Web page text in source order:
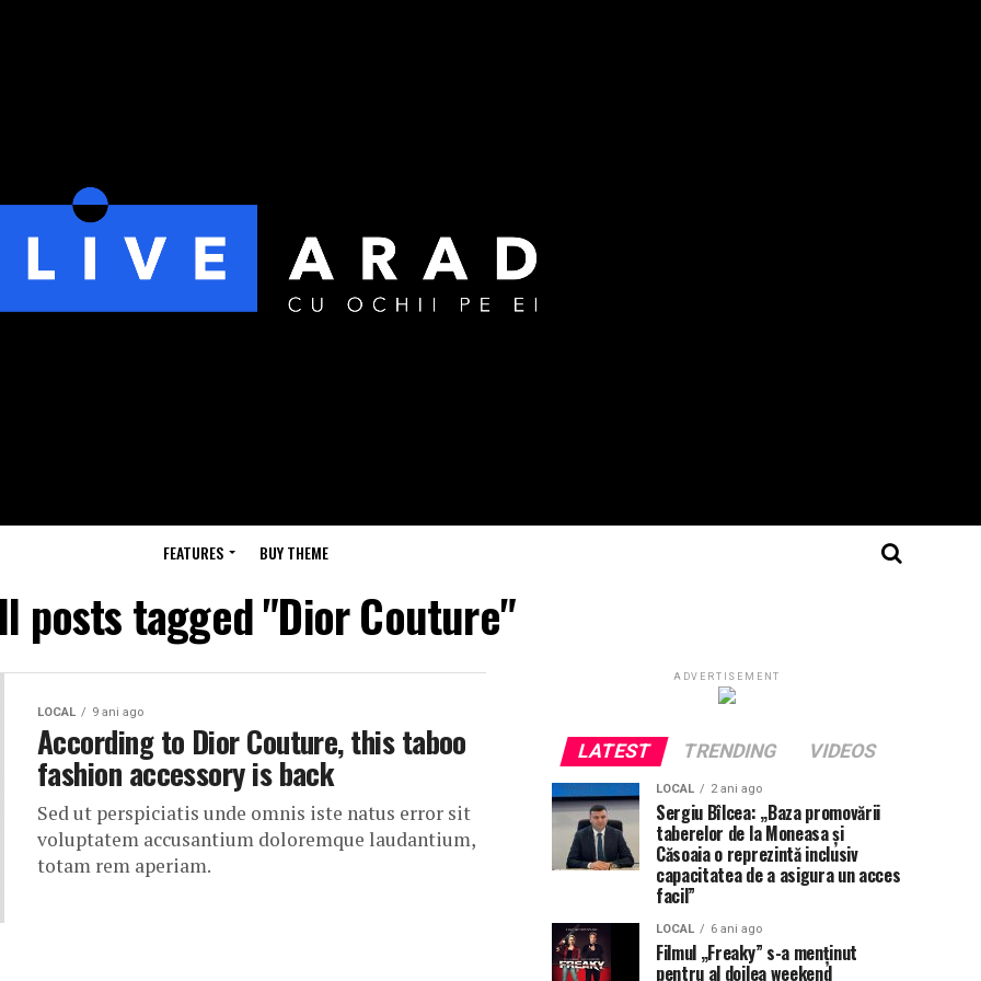
FEATURES BUY THEME
posts tagged "Dior Couture"
LOCAL 9 ani ago
According to Dior Couture, this taboo
fashion accessory is back
Sed ut perspiciatis unde omnis iste natus error sit
voluptatem accusantium doloremque laudantium,
totam rem aperiam.
ADVERTISEMENT
LATEST TRENDING VIDEOS
LOCAL 2 ani ago
Sergiu Bîlcea: „Baza promovării
taberelor de la Moneasa și
Căsoaia o reprezintă inclusiv
capacitatea de a asigura un acces
facil”
LOCAL 6 ani ago
Filmul „Freaky” s-a menţinut
pentru al doilea weekend